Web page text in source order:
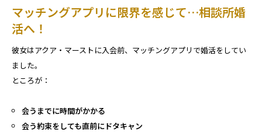
マッチングアプリに限界を感じて…相談所婚
活へ！
彼女はアクア・マーストに入会前、マッチングアプリで婚活をしてい
ました。
ところが：
会うまでに時間がかかる
会う約束をしても直前にドタキャン